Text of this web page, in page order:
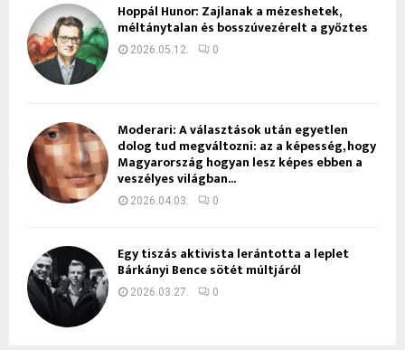
Hoppál Hunor: Zajlanak a mézeshetek,
méltánytalan és bosszúvezérelt a győztes
2026.05.12. 0
Moderari: A választások után egyetlen
dolog tud megváltozni: az a képesség, hogy
Magyarország hogyan lesz képes ebben a
veszélyes világban...
2026.04.03. 0
Egy tiszás aktivista lerántotta a leplet
Bárkányi Bence sötét múltjáról
2026.03.27. 0